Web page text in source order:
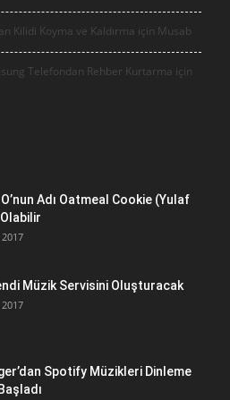
Kilidi Koyma ve Kaldırma için Musab
Telefondan Rehber Kurtarma için
Adı Oatmeal Cookie (Yulaf
Müzik Servisini Oluşturacak
Spotify Müzikleri Dinleme